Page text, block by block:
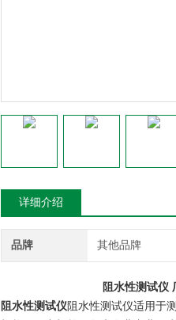
详细介绍
品牌 其他品牌
阻水性测试仪
阻水性测试仪阻水性测试仪适用于